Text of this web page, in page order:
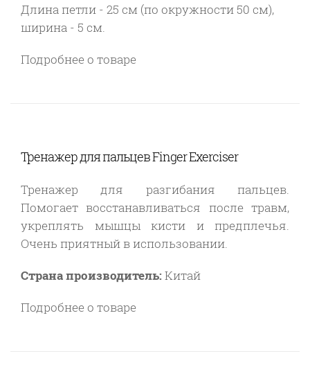
Длина петли - 25 см (по окружности 50 см),
ширина - 5 см.
Подробнее о товаре
Тренажер для пальцев Finger Exerciser
Тренажер для разгибания пальцев.
Помогает восстанавливаться после травм,
укреплять мышцы кисти и предплечья.
Очень приятный в использовании.
Страна производитель:Китай
Подробнее о товаре